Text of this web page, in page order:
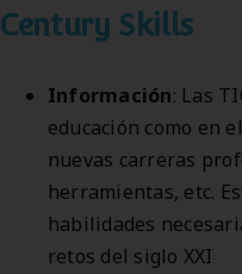
Century Skills
Información: Las
educación como en
nuevas carreras
herramientas, etc.
habilidades
retos del siglo XXI